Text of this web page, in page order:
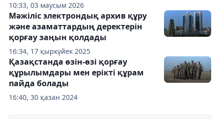
10:33, 03 маусым 2026
16:34, 17 қыркүйек 2025
Мәжіліс электрондық архив құру
және азаматтардың деректерін
қорғау заңын қолдады
16:40, 30 қазан 2024
Қазақстанда өзін-өзі қорғау
құрылымдары мен ерікті құрам
пайда болады